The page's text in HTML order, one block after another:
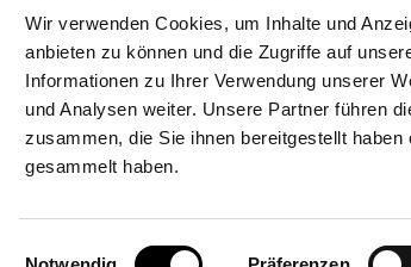
Wir verwenden Cookies, um Inhalte und
anbieten zu können und die Zugriffe auf
Informationen zu Ihrer Verwendung unserer
und Analysen weiter. Unsere Partner führen
zusammen, die Sie ihnen bereitgestellt
gesammelt haben.
Einwilligungsauswahl
contacto.